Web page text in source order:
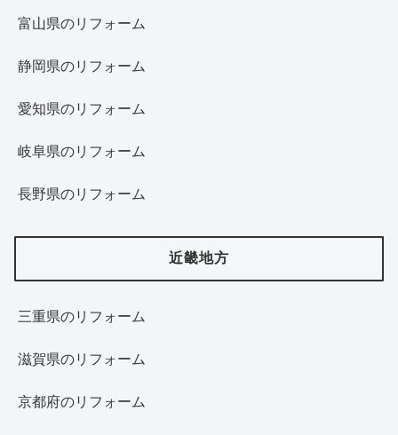
富山県のリフォーム
静岡県のリフォーム
愛知県のリフォーム
岐阜県のリフォーム
長野県のリフォーム
近畿地方
三重県のリフォーム
滋賀県のリフォーム
京都府のリフォーム